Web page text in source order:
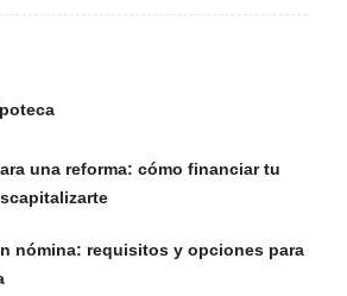
una reforma: cómo financiar tu
nómina: requisitos y opciones para